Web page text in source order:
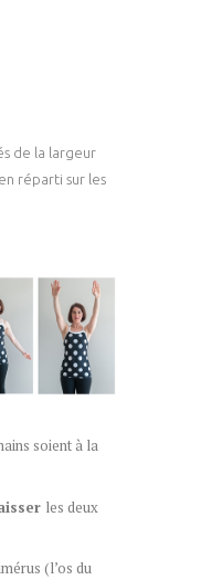
de la largeur
réparti sur les
soient à la
les deux
(l’os du